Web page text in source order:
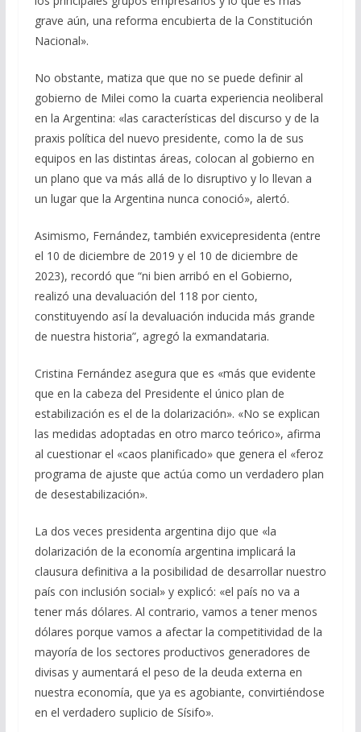
grave aún, una reforma encubierta de la Constitución
Nacional».
No obstante, matiza que que no se puede definir al
gobierno de Milei como la cuarta experiencia neoliberal
en la Argentina: «las características del discurso y de la
praxis política del nuevo presidente, como la de sus
equipos en las distintas áreas, colocan al gobierno en
un plano que va más allá de lo disruptivo y lo llevan a
un lugar que la Argentina nunca conoció», alertó.
Asimismo, Fernández, también exvicepresidenta (entre
el 10 de diciembre de 2019 y el 10 de diciembre de
2023), recordó que “ni bien arribó en el Gobierno,
realizó una devaluación del 118 por ciento,
constituyendo así la devaluación inducida más grande
de nuestra historia”, agregó la exmandataria.
Cristina Fernández asegura que es «más que evidente
que en la cabeza del Presidente el único plan de
estabilización es el de la dolarización». «No se explican
las medidas adoptadas en otro marco teórico», afirma
al cuestionar el «caos planificado» que genera el «feroz
programa de ajuste que actúa como un verdadero plan
de desestabilización».
La dos veces presidenta argentina dijo que «la
dolarización de la economía argentina implicará la
clausura definitiva a la posibilidad de desarrollar nuestro
país con inclusión social» y explicó: «el país no va a
tener más dólares. Al contrario, vamos a tener menos
dólares porque vamos a afectar la competitividad de la
mayoría de los sectores productivos generadores de
divisas y aumentará el peso de la deuda externa en
nuestra economía, que ya es agobiante, convirtiéndose
en el verdadero suplicio de Sísifo».